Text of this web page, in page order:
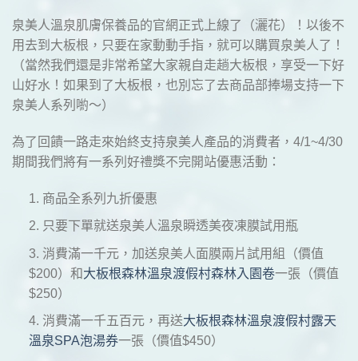
泉美人溫泉肌膚保養品的官網正式上線了（灑花）！以後不
用去到大板根，只要在家動動手指，就可以購買泉美人了！
（當然我們還是非常希望大家親自走趟大板根，享受一下好
山好水！如果到了大板根，也別忘了去商品部捧場支持一下
泉美人系列喲～）
為了回饋一路走來始終支持泉美人產品的消費者，4/1~4/30
期間我們將有一系列好禮獎不完開站優惠活動：
商品全系列九折優惠
只要下單就送泉美人溫泉瞬透美夜凍膜試用瓶
消費滿一千元，加送泉美人面膜兩片試用組（價值
$200）和大板根森林溫泉渡假村森林入園卷一張（價值
$250）
消費滿一千五百元，再送大板根森林溫泉渡假村露天
溫泉SPA泡湯券一張（價值$450）